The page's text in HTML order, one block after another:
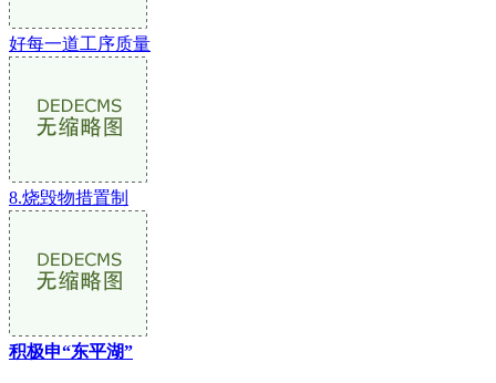
好每一道工序质量
8.烧毁物措置制
积极申“东平湖”